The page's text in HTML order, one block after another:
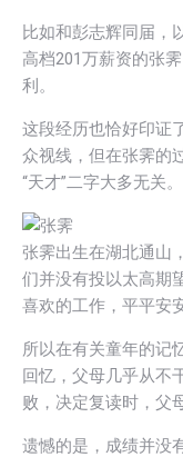
比如和彭志辉同届，
高档201万薪资的张
利。
这段经历也恰好印证
众视线，但在张霁的
“天才”二字大多无关。
张霁出生在湖北通山
们并没有投以太高期
喜欢的工作，平平安安
所以在有关童年的记
回忆，父母几乎从不
败，决定复读时，父
遗憾的是，成绩并没